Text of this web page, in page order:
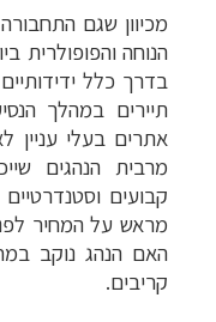
מכיוון שגם
הנוחה והפופולרית
בדרך כלל
תיירים במהלך
אתרים בעלי עניין
מרבית הנהגים
קבועים
מראש על המחיר
האם הנהג נוקב
קריבים.